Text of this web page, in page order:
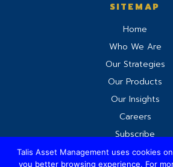
SITEMAP
Home
Who We Are
Our Strategies
Our Products
Our Insights
Careers
Subscribe
Talis Asset Management uses cookies
you better browsing experience. For